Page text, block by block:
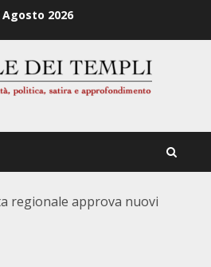
Agosto 2026
regionale approva nuovi